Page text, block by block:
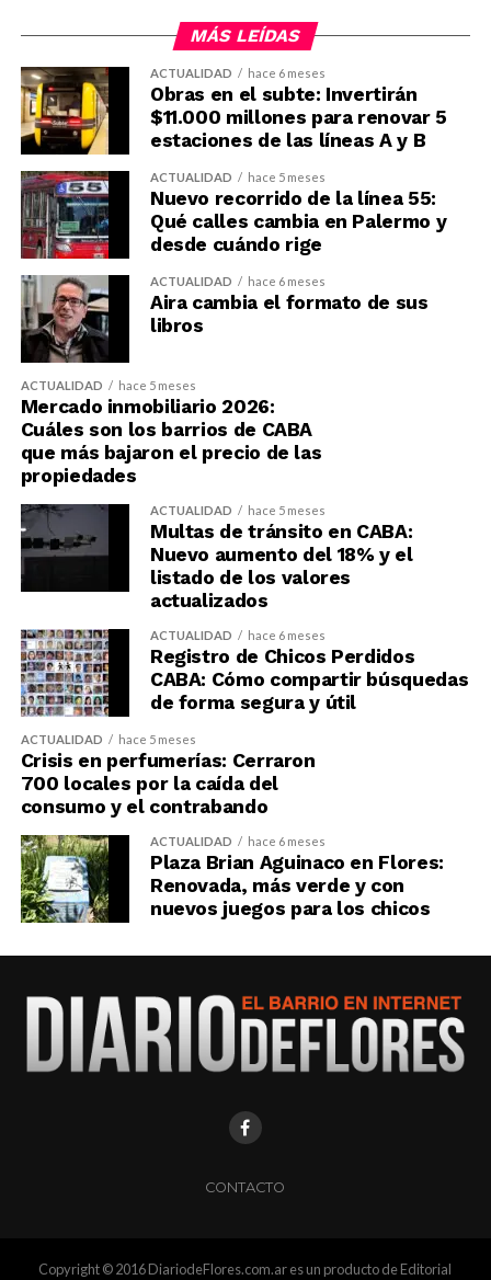
MÁS LEÍDAS
ACTUALIDAD hace 6 meses
Obras en el subte: Invertirán
$11.000 millones para renovar 5
estaciones de las líneas A y B
ACTUALIDAD hace 5 meses
Nuevo recorrido de la línea 55:
Qué calles cambia en Palermo y
desde cuándo rige
ACTUALIDAD hace 6 meses
Aira cambia el formato de sus
libros
ACTUALIDAD hace 5 meses
Mercado inmobiliario 2026:
Cuáles son los barrios de CABA
que más bajaron el precio de las
propiedades
ACTUALIDAD hace 5 meses
Multas de tránsito en CABA:
Nuevo aumento del 18% y el
listado de los valores
actualizados
ACTUALIDAD hace 6 meses
Registro de Chicos Perdidos
CABA: Cómo compartir búsquedas
de forma segura y útil
ACTUALIDAD hace 5 meses
Crisis en perfumerías: Cerraron
700 locales por la caída del
consumo y el contrabando
ACTUALIDAD hace 6 meses
Plaza Brian Aguinaco en Flores:
Renovada, más verde y con
nuevos juegos para los chicos
CONTACTO
Copyright © 2016 DiariodeFlores.com.ar es un producto de Editorial